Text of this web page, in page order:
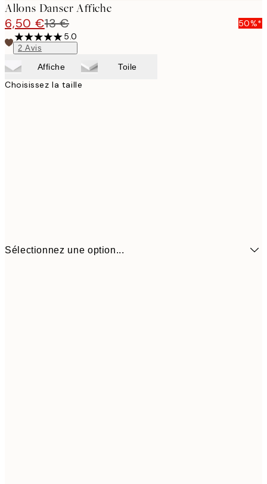
Allons Danser Affiche
6,50 €13 €
50%*
5.0
2 Avis
Affiche Toile
Choisissez la taille
Sélectionnez une option...